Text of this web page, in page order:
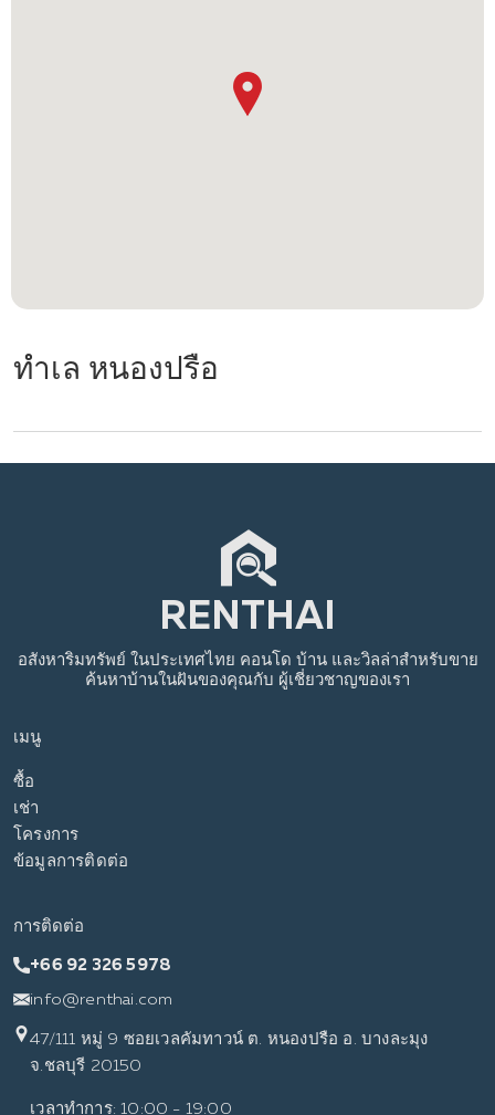
ทำเล หนองปรือ
เมนู
ซื้อ
เช่า
โครงการ
ข้อมูลการติดต่อ
อสังหาริมทรัพย์ ในประเทศไทย คอนโด บ้าน และวิลล่าสำหรับขาย
ค้นหาบ้านในฝันของคุณกับ ผู้เชี่ยวชาญของเรา
การติดต่อ
+66 92 326 5978
info@renthai.com
47/111 หมู่ 9 ซอยเวลคัมทาวน์ ต. หนองปรือ อ. บางละมุง
จ.ชลบุรี 20150
เวลาทำการ: 10:00 - 19:00